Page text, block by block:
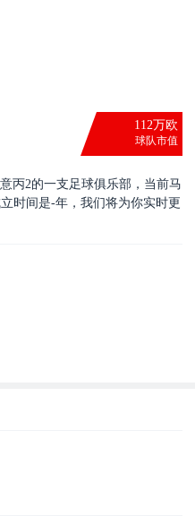
112万欧
球队市值
丙2的一支足球俱乐部，当前马
时间是-年，我们将为你实时更